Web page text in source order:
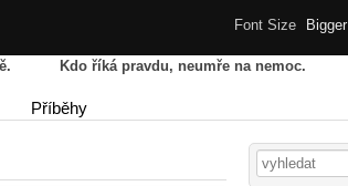
Font Size Bigger
AGENDA
Kdo říká pravdu, neumře na nemoc.
Příběhy
Vyhledávání